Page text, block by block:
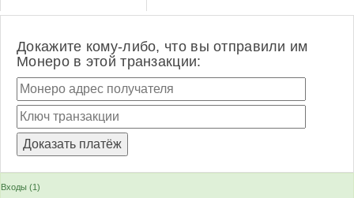
Докажите кому-либо, что вы отправили им
Монеро в этой транзакции:
Входы (1)